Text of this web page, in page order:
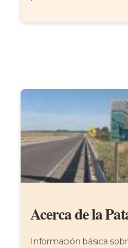
Acerca de la
Información básica